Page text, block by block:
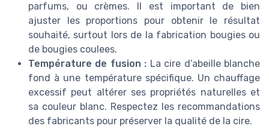
parfums, ou crèmes. Il est important de bien
ajuster les proportions pour obtenir le résultat
souhaité, surtout lors de la fabrication bougies ou
de bougies coulees.
Température de fusion : La cire d’abeille blanche
fond à une température spécifique. Un chauffage
excessif peut altérer ses propriétés naturelles et
sa couleur blanc. Respectez les recommandations
des fabricants pour préserver la qualité de la cire.